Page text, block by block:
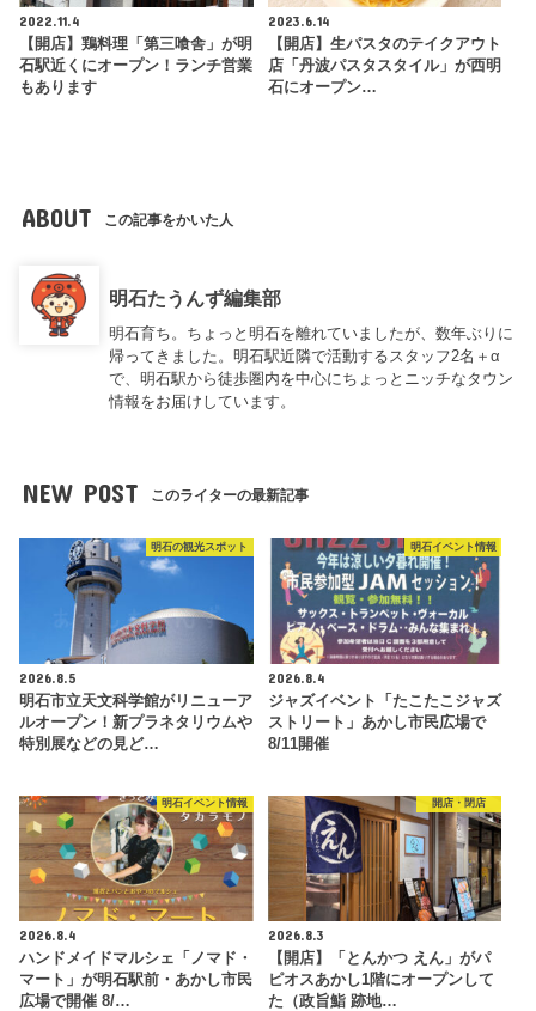
2022.11.4
【開店】鶏料理「第三喰舎」が明
石駅近くにオープン！ランチ営業
もあります
2023.6.14
【開店】生パスタのテイクアウト
店「丹波パスタスタイル」が西明
石にオープン…
ABOUT この記事をかいた人
明石たうんず編集部
明石育ち。ちょっと明石を離れていましたが、数年ぶりに
帰ってきました。明石駅近隣で活動するスタッフ2名＋α
で、明石駅から徒歩圏内を中心にちょっとニッチなタウン
情報をお届けしています。
NEW POST このライターの最新記事
明石の観光スポット
2026.8.5
明石市立天文科学館がリニューア
ルオープン！新プラネタリウムや
特別展などの見ど…
明石イベント情報
2026.8.4
ジャズイベント「たこたこジャズ
ストリート」あかし市民広場で
8/11開催
明石イベント情報
2026.8.4
ハンドメイドマルシェ「ノマド・
マート」が明石駅前・あかし市民
広場で開催 8/…
開店・閉店
2026.8.3
【開店】「とんかつ えん」がパ
ピオスあかし1階にオープンして
た（政旨鮨 跡地…